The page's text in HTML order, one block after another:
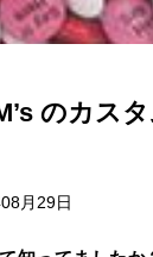
のカス
月29日